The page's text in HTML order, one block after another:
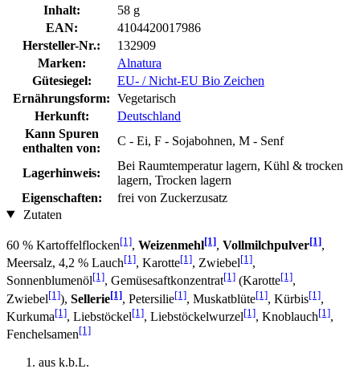
Inhalt:
58 g
EAN:
4104420017986
Hersteller-Nr.:
132909
Marken:
Alnatura
Gütesiegel:
EU- / Nicht-EU Bio Zeichen
Ernährungsform: Vegetarisch
Herkunft:
Deutschland
Kann Spuren
enthalten von:
C - Ei, F - Sojabohnen, M - Senf
Lagerhinweis:
Bei Raumtemperatur lagern, Kühl & trocken
lagern, Trocken lagern
Eigenschaften:
frei von Zuckerzusatz
Zutaten
60 % Kartoffelflocken[1], Weizenmehl[1], Vollmilchpulver[1],
Meersalz, 4,2 % Lauch[1], Karotte[1], Zwiebel[1],
Sonnenblumenöl[1], Gemüsesaftkonzentrat[1] (Karotte[1],
Zwiebel[1]), Sellerie[1], Petersilie[1], Muskatblüte[1], Kürbis[1],
Kurkuma[1], Liebstöckel[1], Liebstöckelwurzel[1], Knoblauch[1],
Fenchelsamen[1]
aus k.b.L.